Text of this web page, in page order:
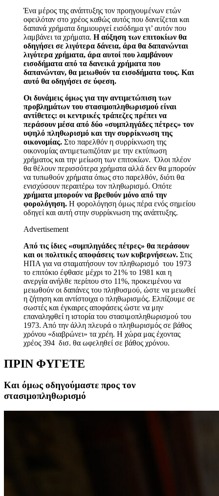
Ένα μέρος της ανάπτυξης τον προηγουμένων ετών
οφειλόταν στο χρέος καθώς αυτός που δανείζεται και
δαπανά χρήματα δημιουργεί εισόδημα γι’ αυτόν που
λαμβάνει τα χρήματα. Η αύξηση των επιτοκίων θα
οδηγήσει σε λιγότερα δάνεια, άρα θα δαπανώνται
λιγότερα χρήματα, άρα αυτοί που λαμβάνουν
εισοδήματα από τα δανεικά χρήματα που
δαπανώνταν, θα μειωθούν τα εισοδήματα τους. Και
αυτό θα οδηγήσει σε ύφεση.
Οι δυνάμεις όμως για την αντιμετώπιση των
προβλημάτων του στασιμοπληθωρισμού είναι
αντίθετες: οι κεντρικές τράπεζες πρέπει να
περάσουν μέσα από δύο «συμπληγάδες πέτρες» τον
υψηλό πληθωρισμό και την συρρίκνωση της
οικονομίας. Στο παρελθόν η συρρίκνωση της
οικονομίας αντιμετωπιζόταν με την εκτύπωση
χρήματος και την μείωση των επιτοκίων. Όλοι πλέον
θα θέλουν περισσότερα χρήματα αλλά δεν θα μπορούν
να τυπωθούν χρήματα όπως στο παρελθόν, διότι θα
ενισχύσουν περαιτέρω τον πληθωρισμό. Οπότε
χρήματα μπορούν να βρεθούν μόνο από την
φορολόγηση. Η φορολόγηση όμως πέρα ενός σημείου
οδηγεί και αυτή στην συρρίκνωση της ανάπτυξης.
Advertisement
Από τις ίδιες «συμπληγάδες πέτρες» θα περάσουν
και οι πολιτικές αποφάσεις των κυβερνήσεων. Στις
ΗΠΑ για να σταματήσουν τον πληθωρισμό του 1973
το επιτόκιο έφθασε μέχρι το 21% το 1981 και η
ανεργία ανήλθε περίπου στο 11%, προκειμένου να
μειωθούν οι δαπάνες του πληθυσμού, ώστε να μειωθεί
η ζήτηση και αντίστοιχα ο πληθωρισμός. Ελπίζουμε σε
σωστές και έγκαιρες αποφάσεις ώστε να μην
επαναληφθεί η ιστορία του στασιμοπληθωρισμού του
1973. Από την άλλη πλευρά ο πληθωρισμός σε βάθος
χρόνου «διαβρώνει» τα χρέη. Η χώρα μας έχοντας
χρέος 394 δισ. θα ωφεληθεί σε βάθος χρόνου.
ΠΡΙΝ ΦΥΓΕΤΕ
Και όμως οδηγούμαστε προς τον
στασιμοπληθωρισμό